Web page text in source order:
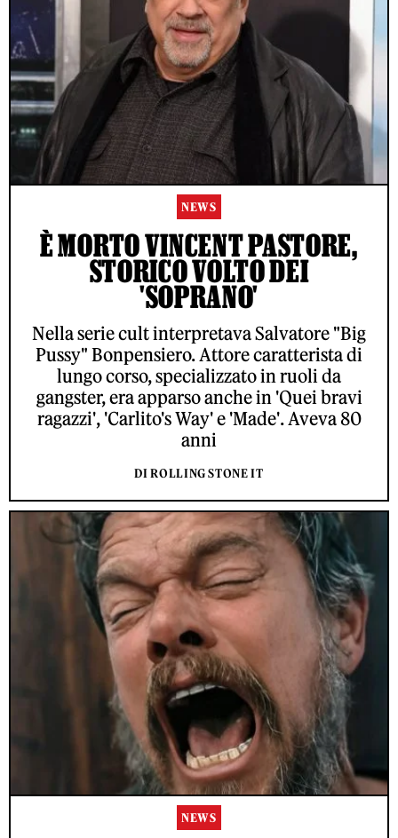
NEWS
È MORTO VINCENT PASTORE,
STORICO VOLTO DEI
'SOPRANO'
Nella serie cult interpretava Salvatore "Big
Pussy" Bonpensiero. Attore caratterista di
lungo corso, specializzato in ruoli da
gangster, era apparso anche in 'Quei bravi
ragazzi', 'Carlito's Way' e 'Made'. Aveva 80
anni
DI ROLLING STONE IT
NEWS